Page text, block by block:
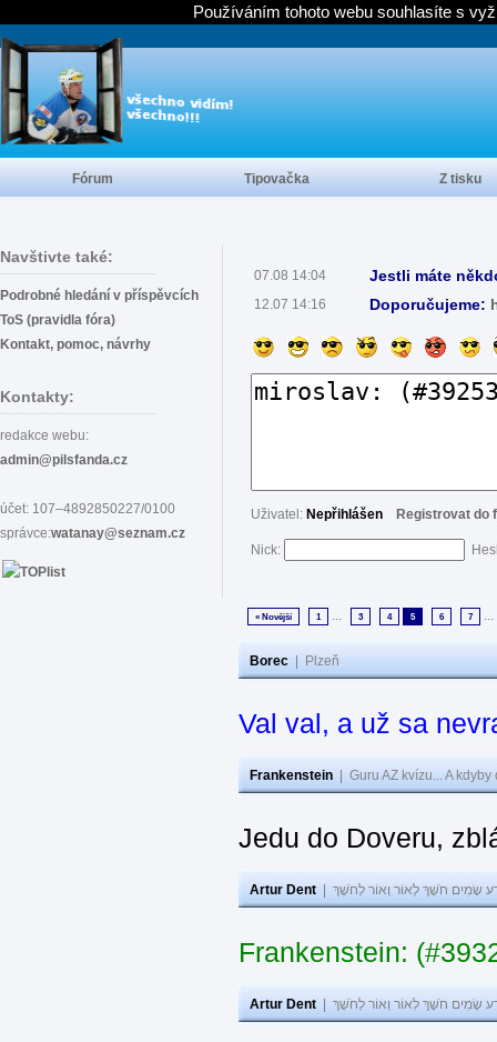
Navštivte také:
Podrobné hledání v příspěvcích
ToS (pravidla fóra)
Kontakt, pomoc, návrhy
Kontakty:
redakce webu:
admin@pilsfanda.cz
účet: 107–4892850227/0100
správce:watanay@seznam.cz
07.08 14:04 Jestli máte
12.07 14:16 Doporučujeme:
Uživatel: Nepřihlášen Registrovat do
Nick:
« Novější 1 ... 3 4 5 6 7 ...
Borec Plzeň
Val val, a už sa
Frankenstein Guru AZ kvízu... A
Jedu do Doveru,
Artur Dent שָׂמִים חֹשֶׁךְ לְאוֹר וְאוֹר לְחֹשֶׁךְ
Frankenstein:
Artur Dent שָׂמִים חֹשֶׁךְ לְאוֹר וְאוֹר לְחֹשֶׁךְ
Fórum Tipovačka Z tisku
Používáním tohoto webu souhlasíte s